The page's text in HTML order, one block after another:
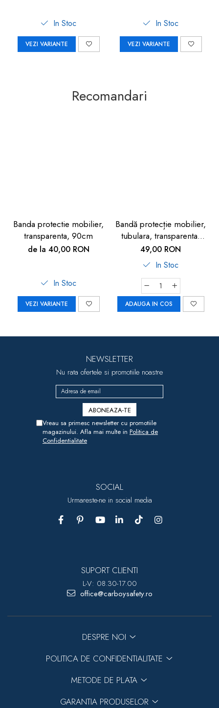
In Stoc
VEZI VARIANTE
In Stoc
VEZI VARIANTE
Recomandari
Banda protectie mobilier,
transparenta, 90cm
de la 40,00 RON
In Stoc
VEZI VARIANTE
Bandă protecție mobilier,
tubulara, transparenta,
1.2m
49,00 RON
In Stoc
ADAUGA IN COS
NEWSLETTER
Nu rata ofertele si promotiile noastre
Vreau sa primesc newsletter cu promotiile
magazinului. Afla mai multe in Politica de
Confidentialitate
SOCIAL
Urmareste-ne in social media
SUPORT CLIENTI
L-V: 08.30-17.00
office@carboysafety.ro
DESPRE NOI
POLITICA DE CONFIDENTIALITATE
METODE DE PLATA
GARANTIA PRODUSELOR